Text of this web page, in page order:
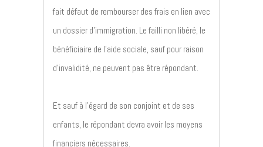
fait défaut de rembourser des frais en lien avec
un dossier d’immigration. Le failli non libéré, le
bénéficiaire de l’aide sociale, sauf pour raison
d’invalidité, ne peuvent pas être répondant.
Et sauf à l’égard de son conjoint et de ses
enfants, le répondant devra avoir les moyens
financiers nécessaires.